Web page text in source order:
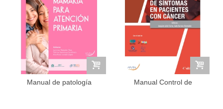
Manual de patología
Manual Control de